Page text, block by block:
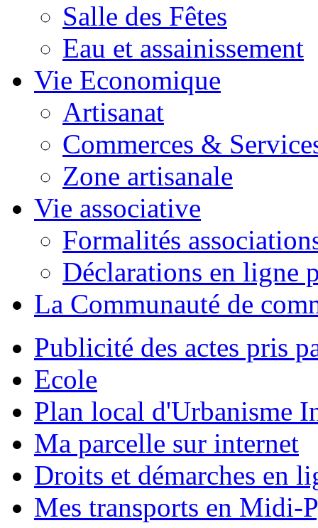
Salle des Fêtes
Eau et assainissement
Vie Economique
Artisanat
Commerces &
Zone artisanale
Vie associative
Formalités
Déclarations en ligne
La Communauté de
Publicité des actes pris
Ecole
Plan local d'Urbanisme
Ma parcelle sur internet
Droits et démarches en
Mes transports en Midi-